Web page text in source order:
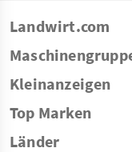
Landwirt.com
Kleinanzeigen
Top Marken
Länder